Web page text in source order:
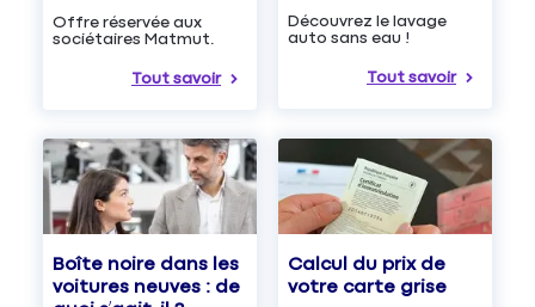
Offre réservée aux
sociétaires Matmut.
Tout savoir
Découvrez le lavage
auto sans eau !
Tout savoir
Boîte noire dans les
voitures neuves : de
Calcul du prix de
votre carte grise